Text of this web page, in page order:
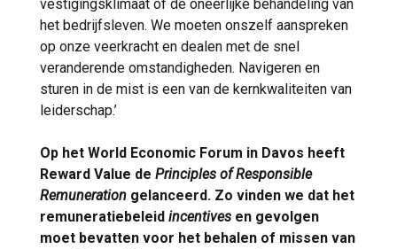
vestigingsklimaat of de oneerlijke behandeling van
het bedrijfsleven. We moeten onszelf aanspreken
op onze veerkracht en dealen met de snel
veranderende omstandigheden. Navigeren en
sturen in de mist is een van de kernkwaliteiten van
leiderschap.’
Op het World Economic Forum in Davos heeft
Reward Value de Principles of Responsible
Remuneration gelanceerd. Zo vinden we dat het
remuneratiebeleid incentives en gevolgen
moet bevatten voor het behalen of missen van